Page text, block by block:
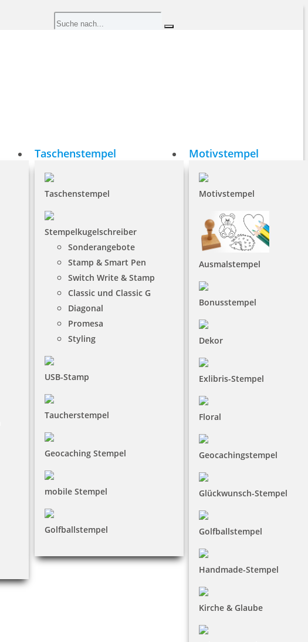
Taschenstempel
Taschenstempel
Stempelkugelschreiber
Sonderangebote
Stamp & Smart Pen
Switch Write & Stamp
Classic und Classic G
Diagonal
Promesa
Styling
USB-Stamp
Taucherstempel
Geocaching Stempel
mobile Stempel
Golfballstempel
Motivstempel
Motivstempel
Ausmalstempel
Bonusstempel
Dekor
Exlibris-Stempel
Floral
Geocachingstempel
Glückwunsch-Stempel
Golfballstempel
Handmade-Stempel
Kirche & Glaube